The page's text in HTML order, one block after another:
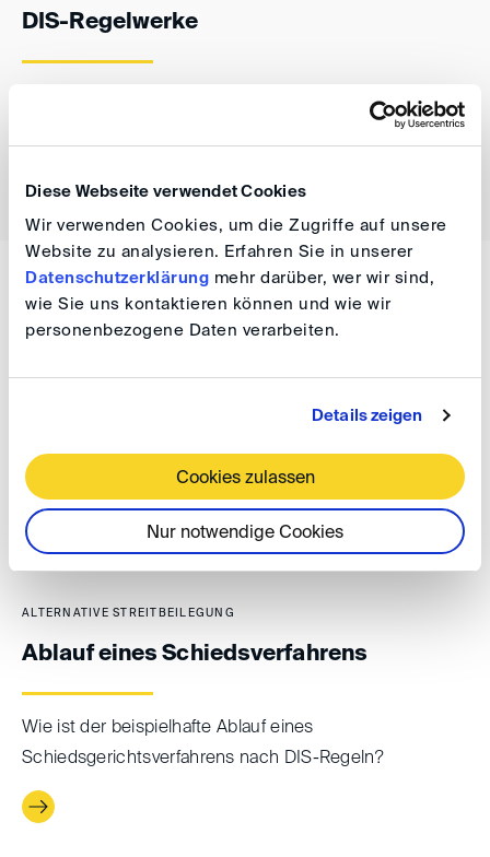
Diese Webseite verwendet Cookies
Wir verwenden Cookies, um die Zugriffe auf unsere
Website zu analysieren. Erfahren Sie in unserer
Datenschutzerklärung mehr darüber, wer wir sind,
wie Sie uns kontaktieren können und wie wir
personenbezogene Daten verarbeiten.
Details zeigen
Cookies zulassen
Nur notwendige Cookies
DIS-Regelwerke
DIS-Verfahrensordnungen für Schiedsverfahren und
ALTERNATIVE STREITBEILEGUNG
Frühzeitige Konfliktlösung
zugute. Welche Möglichkeiten stehen Ihnen zur
Verfügung?
ALTERNATIVE STREITBEILEGUNG
Ablauf eines Schiedsverfahrens
Wie ist der beispielhafte Ablauf eines
Schiedsgerichtsverfahrens nach DIS-Regeln?